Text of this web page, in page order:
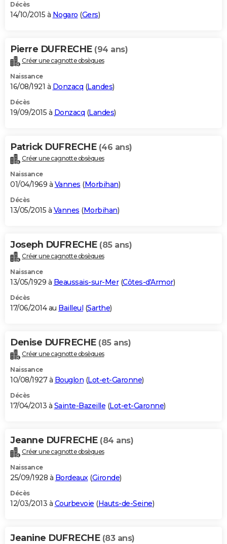
Décès
14/10/2015 à Nogaro (Gers)
Pierre DUFRECHE (94 ans)
Créer une cagnotte obsèques
Naissance
16/08/1921 à Donzacq (Landes)
Décès
19/09/2015 à Donzacq (Landes)
Patrick DUFRECHE (46 ans)
Créer une cagnotte obsèques
Naissance
01/04/1969 à Vannes (Morbihan)
Décès
13/05/2015 à Vannes (Morbihan)
Joseph DUFRECHE (85 ans)
Créer une cagnotte obsèques
Naissance
13/05/1929 à Beaussais-sur-Mer(Côtes-d'Armor)
Décès
17/06/2014 au Bailleul (Sarthe)
Denise DUFRECHE (85 ans)
Créer une cagnotte obsèques
Naissance
10/08/1927 à Bouglon (Lot-et-Garonne)
Décès
17/04/2013 à Sainte-Bazeille (Lot-et-Garonne)
Jeanne DUFRECHE (84 ans)
Créer une cagnotte obsèques
Naissance
25/09/1928 à Bordeaux(Gironde)
Décès
12/03/2013 à Courbevoie (Hauts-de-Seine)
Jeanine DUFRECHE (83 ans)